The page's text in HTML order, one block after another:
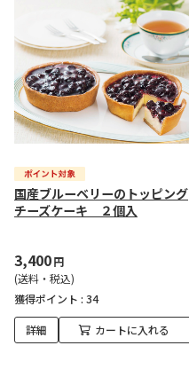
国産ブルーベリーのトッピング
チーズケーキ ２個入
3,400円
(送料・税込)
獲得ポイント : 34
詳細 カートに入れる